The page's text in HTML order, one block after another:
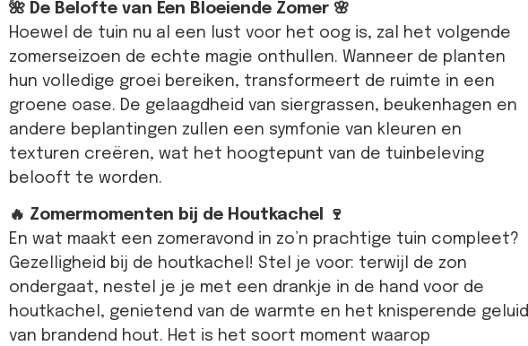
🌺 De Belofte van Een Bloeiende Zomer 🌸
Hoewel de tuin nu al een lust voor het oog is, zal het volgende
zomerseizoen de echte magie onthullen. Wanneer de planten
hun volledige groei bereiken, transformeert de ruimte in een
groene oase. De gelaagdheid van siergrassen, beukenhagen en
andere beplantingen zullen een symfonie van kleuren en
texturen creëren, wat het hoogtepunt van de tuinbeleving
belooft te worden.
🔥 Zomermomenten bij de Houtkachel 🍷
En wat maakt een zomeravond in zo’n prachtige tuin compleet?
Gezelligheid bij de houtkachel! Stel je voor: terwijl de zon
ondergaat, nestel je je met een drankje in de hand voor de
houtkachel, genietend van de warmte en het knisperende geluid
van brandend hout. Het is het soort moment waarop